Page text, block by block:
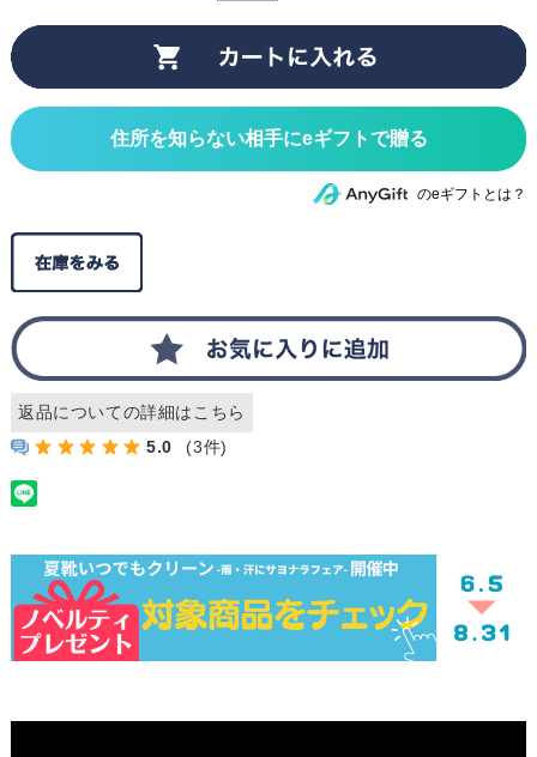
住所を知らない相手にeギフトで贈る
のeギフトとは？
返品についての詳細はこちら
5.0
(3件)